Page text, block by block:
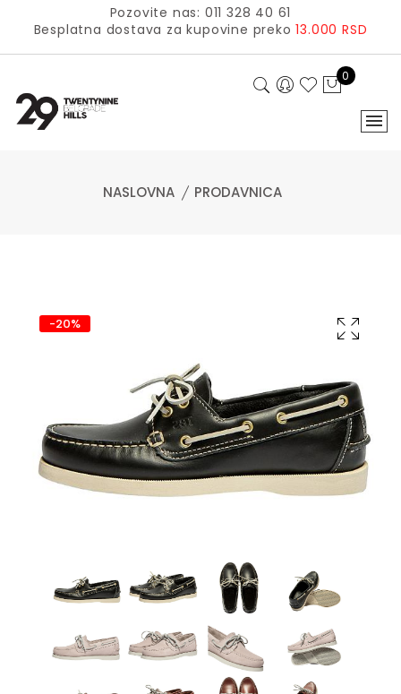
Pozovite nas: 011 328 40 61
Besplatna dostava za kupovine preko13.000 RSD
0
NASLOVNA PRODAVNICA
-20%